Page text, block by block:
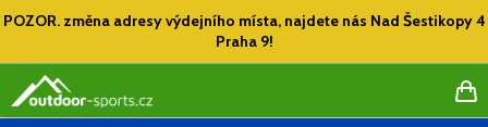
na
POZOR. změna adresy výdejního místa, najdete nás Nad Šestikopy 4
Praha 9!